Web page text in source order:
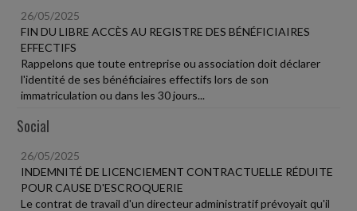
26/05/2025
FIN DU LIBRE ACCÈS AU REGISTRE DES BÉNÉFICIAIRES
EFFECTIFS
Rappelons que toute entreprise ou association doit déclarer
l'identité de ses bénéficiaires effectifs lors de son
immatriculation ou dans les 30 jours...
Social
26/05/2025
INDEMNITÉ DE LICENCIEMENT CONTRACTUELLE RÉDUITE
POUR CAUSE D'ESCROQUERIE
Le contrat de travail d'un directeur administratif prévoyait qu'il